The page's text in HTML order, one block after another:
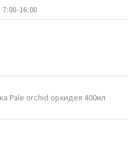
16:00
Pale orchid орхидея 400мл